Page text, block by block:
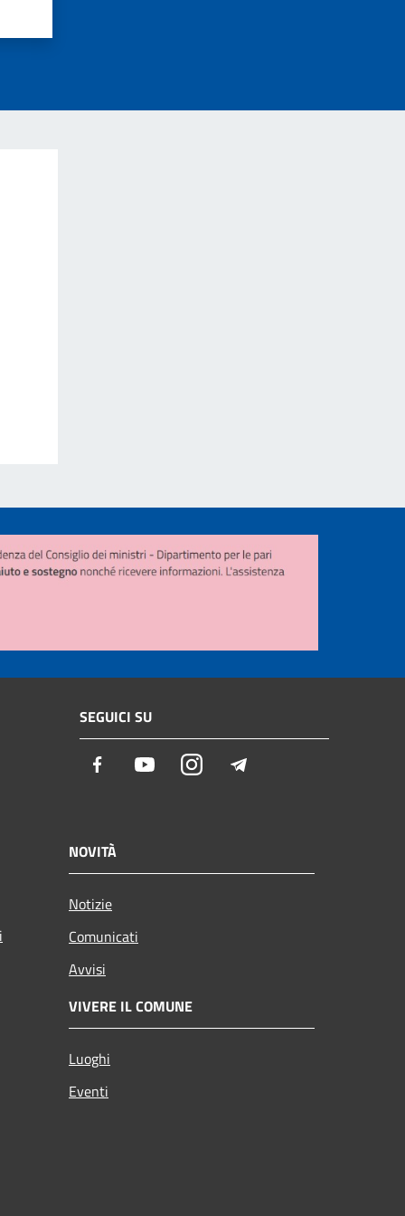
SEGUICI SU
Facebook YoutubeInstagram
NOVITÀ
Notizie
Comunicati
Avvisi
VIVERE IL COMUNE
Luoghi
Eventi